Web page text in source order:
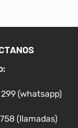
(whatsapp)
(llamadas)